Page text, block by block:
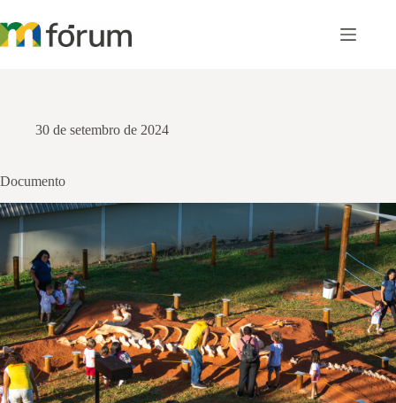
para
o
30 de setembro de 2024
Documento